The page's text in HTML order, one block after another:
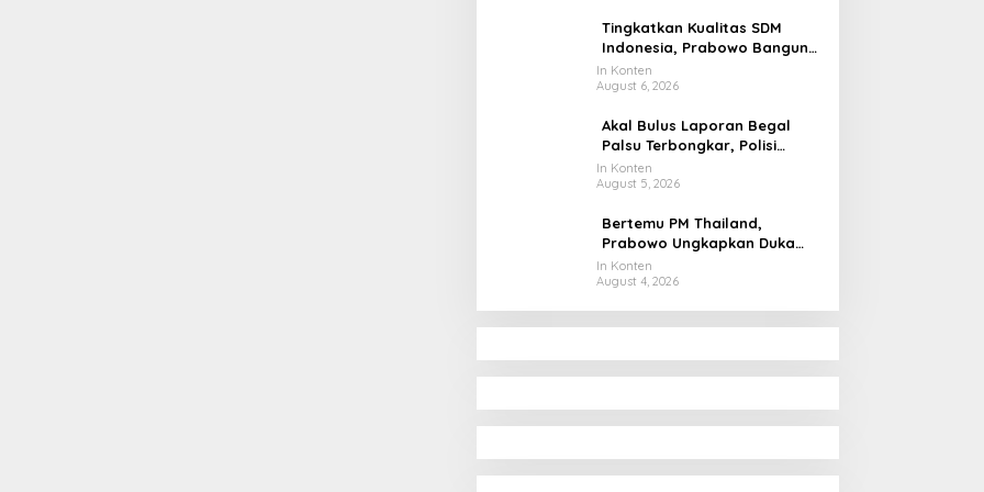
Tingkatkan Kualitas SDM
Indonesia, Prabowo Bangun
Sekolah Unggulan hingga
Undang Universitas Terbaik
In Konten
August 6, 2026
Akal Bulus Laporan Begal
Palsu Terbongkar, Polisi
Ungkap Penggelapan Uang
Perusahaan untuk Crypto
In Konten
August 5, 2026
Bertemu PM Thailand,
Prabowo Ungkapkan Duka
Cita kepada Putri dan
Selamat Ulang Tahun ke Raja
In Konten
August 4, 2026